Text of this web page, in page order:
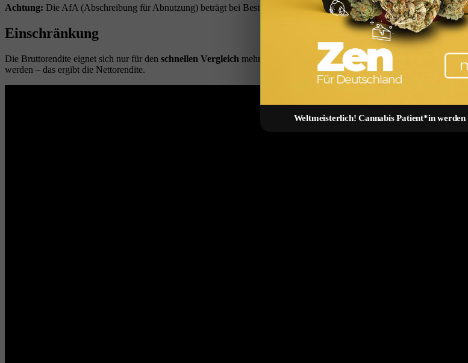
Achtung: Die AfA (Abschreibung für Abnutzung) beträgt bei Bestandsimmobilien 2 % und bei Neubauten ab 2023
Einschränkung
Die Bruttorendite eignet sich nur für den schnellen Vergleich mehrerer Objekte. Für eine realistische Einschätzung
werden – das ergibt die Nettorendite.
Weltmeisterlich! Cannabis Patient*in